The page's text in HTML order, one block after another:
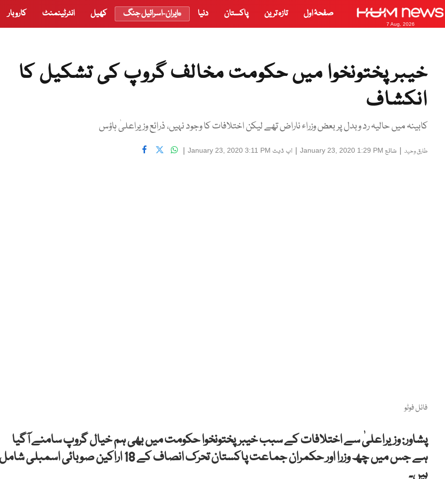
7 Aug, 2026
صفحۂ اول تازہ ترین پاکستان دنیا ایران-اسرائیل جنگ کھیل انٹرٹینمنٹ کاروبار
خیبرپختونخوا میں حکومت مخالف گروپ کی تشکیل کا
انکشاف
کابینہ میں حالیہ رد وبدل پر بعض وزراء ناراض تھے لیکن اختلافات کا وجود نہیں، ذرائع وزیراعلیٰ ہاؤس
طارق وحید | شائع January 23, 2020 1:29 PM
| اپ ڈیٹ January 23, 2020 3:11 PM
|
فائل فوٹو
پشاور: وزیراعلیٰ سے اختلافات کے سبب خیبرپختونخوا حکومت میں بھی ہم خیال گروپ سامنے آگیا
ہے جس میں چھ وزرا اور حکمران جماعت پاکستان تحرک انصاف کے 18 اراکین صوبائی اسمبلی
ہیں۔